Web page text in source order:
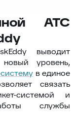
АТС
выводит
уровень,
в единое
связать
системой и
службы